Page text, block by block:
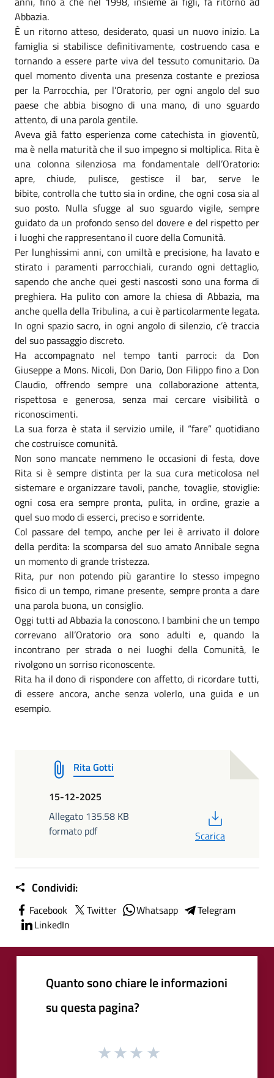
Abbazia.
È un ritorno atteso, desiderato, quasi un nuovo inizio. La
famiglia si stabilisce definitivamente, costruendo casa e
tornando a essere parte viva del tessuto comunitario. Da
quel momento diventa una presenza costante e preziosa
per la Parrocchia, per l’Oratorio, per ogni angolo del suo
paese che abbia bisogno di una mano, di uno sguardo
attento, di una parola gentile.
Aveva già fatto esperienza come catechista in gioventù,
ma è nella maturità che il suo impegno si moltiplica. Rita è
una colonna silenziosa ma fondamentale dell’Oratorio:
apre, chiude, pulisce, gestisce il bar, serve le
bibite, controlla che tutto sia in ordine, che ogni cosa sia al
suo posto. Nulla sfugge al suo sguardo vigile, sempre
guidato da un profondo senso del dovere e del rispetto per
i luoghi che rappresentano il cuore della Comunità.
Per lunghissimi anni, con umiltà e precisione, ha lavato e
stirato i paramenti parrocchiali, curando ogni dettaglio,
sapendo che anche quei gesti nascosti sono una forma di
preghiera. Ha pulito con amore la chiesa di Abbazia, ma
anche quella della Tribulina, a cui è particolarmente legata.
In ogni spazio sacro, in ogni angolo di silenzio, c’è traccia
del suo passaggio discreto.
Ha accompagnato nel tempo tanti parroci: da Don
Giuseppe a Mons. Nicoli, Don Dario, Don Filippo fino a Don
Claudio, offrendo sempre una collaborazione attenta,
rispettosa e generosa, senza mai cercare visibilità o
riconoscimenti.
La sua forza è stata il servizio umile, il “fare” quotidiano
che costruisce comunità.
Non sono mancate nemmeno le occasioni di festa, dove
Rita si è sempre distinta per la sua cura meticolosa nel
sistemare e organizzare tavoli, panche, tovaglie, stoviglie:
ogni cosa era sempre pronta, pulita, in ordine, grazie a
quel suo modo di esserci, preciso e sorridente.
Col passare del tempo, anche per lei è arrivato il dolore
della perdita: la scomparsa del suo amato Annibale segna
un momento di grande tristezza.
Rita, pur non potendo più garantire lo stesso impegno
fisico di un tempo, rimane presente, sempre pronta a dare
una parola buona, un consiglio.
Oggi tutti ad Abbazia la conoscono. I bambini che un tempo
correvano all’Oratorio ora sono adulti e, quando la
incontrano per strada o nei luoghi della Comunità, le
rivolgono un sorriso riconoscente.
Rita ha il dono di rispondere con affetto, di ricordare tutti,
di essere ancora, anche senza volerlo, una guida e un
esempio.
Rita Gotti
15-12-2025
Allegato 135.58 KB
formato pdf
Scarica
Condividi:
Facebook Twitter Whatsapp
Telegram
LinkedIn
Quanto sono chiare le informazioni
su questa pagina?